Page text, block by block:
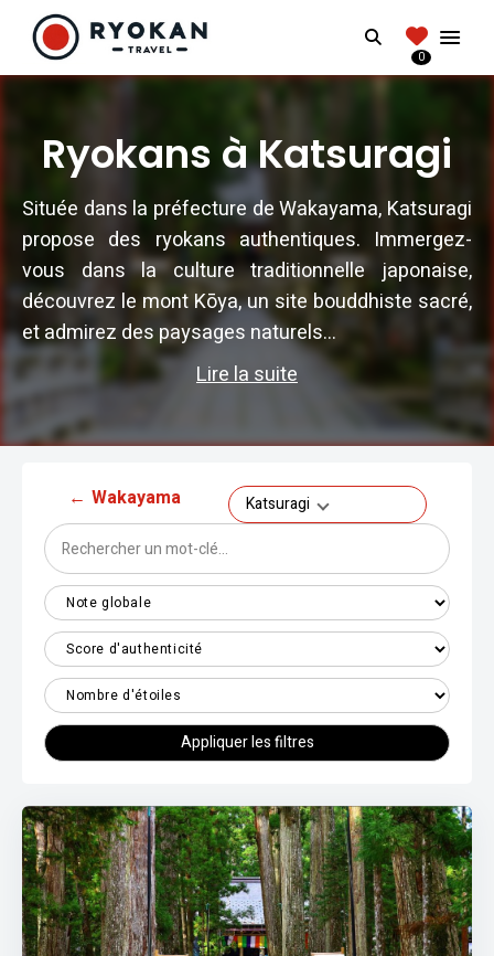
RYOKANTRAVEL
Vivez l'expérience authentique d'un Ryokan
Search
0
Ryokans à Katsuragi
Située dans la préfecture de Wakayama, Katsuragi
propose des ryokans authentiques. Immergez-
vous dans la culture traditionnelle japonaise,
découvrez le mont Kōya, un site bouddhiste sacré,
et admirez des paysages naturels...
Lire la suite
← Wakayama Katsuragi
Appliquer les filtres